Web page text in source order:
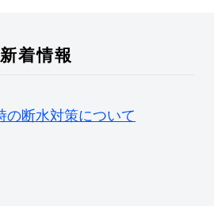
新着情報
の断水対策について